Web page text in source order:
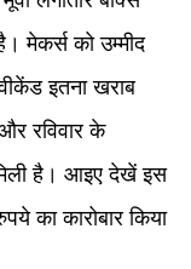
मेकर्स को उम्मीद
इतना खराब
रविवार के
है। आइए देखें इस
का कारोबार किया